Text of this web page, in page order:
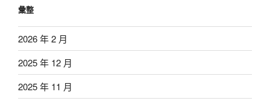
彙整
2026 年 2 月
2025 年 12 月
2025 年 11 月